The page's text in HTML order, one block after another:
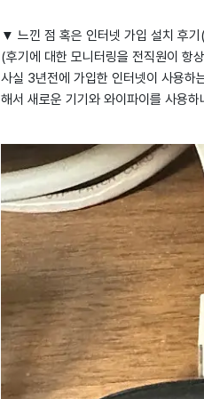
▼ 느낀 점 혹은 인터넷 가입 설치 후
(후기에 대한 모니터링을 전직원이 항
사실 3년전에 가입한 인터넷이 사용하
해서 새로운 기기와 와이파이를 사용